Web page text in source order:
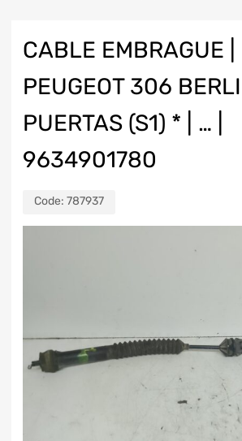
CABLE EMBRAGUE |
PEUGEOT 306
PUERTAS (S1) * | … |
9634901780
Code: 787937